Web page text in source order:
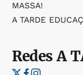
MASSA!
A TARDE
RedesA